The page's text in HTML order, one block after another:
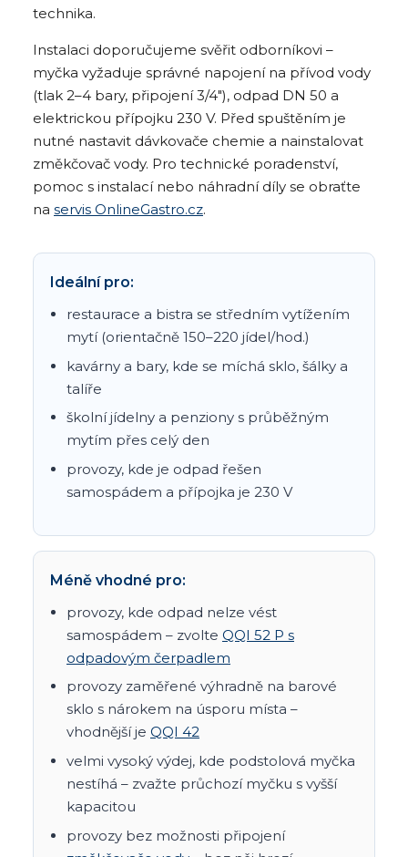
technika.
Instalaci doporučujeme svěřit odborníkovi –
myčka vyžaduje správné napojení na přívod vody
(tlak 2–4 bary, připojení 3/4"), odpad DN 50 a
elektrickou přípojku 230 V. Před spuštěním je
nutné nastavit dávkovače chemie a nainstalovat
změkčovač vody. Pro technické poradenství,
pomoc s instalací nebo náhradní díly se obraťte
na servis OnlineGastro.cz.
Ideální pro:
restaurace a bistra se středním vytížením
mytí (orientačně 150–220 jídel/hod.)
kavárny a bary, kde se míchá sklo, šálky a
talíře
školní jídelny a penziony s průběžným
mytím přes celý den
provozy, kde je odpad řešen
samospádem a přípojka je 230 V
Méně vhodné pro:
provozy, kde odpad nelze vést
samospádem – zvolte QQI 52 P s
odpadovým čerpadlem
provozy zaměřené výhradně na barové
sklo s nárokem na úsporu místa –
vhodnější je QQI 42
velmi vysoký výdej, kde podstolová myčka
nestíhá – zvažte průchozí myčku s vyšší
kapacitou
provozy bez možnosti připojení